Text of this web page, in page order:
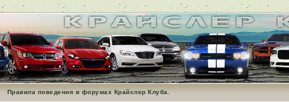
Правила поведения в форумах Крайслер Клуба.